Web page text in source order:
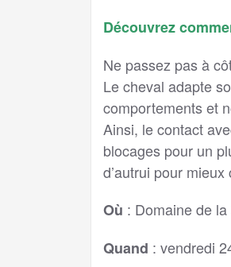
Découvrez
Ne passez pas à
Le cheval adapte
comportements et
Ainsi, le contact
blocages pour un
d’autrui pour
Où : Domaine de
Quand : vendredi